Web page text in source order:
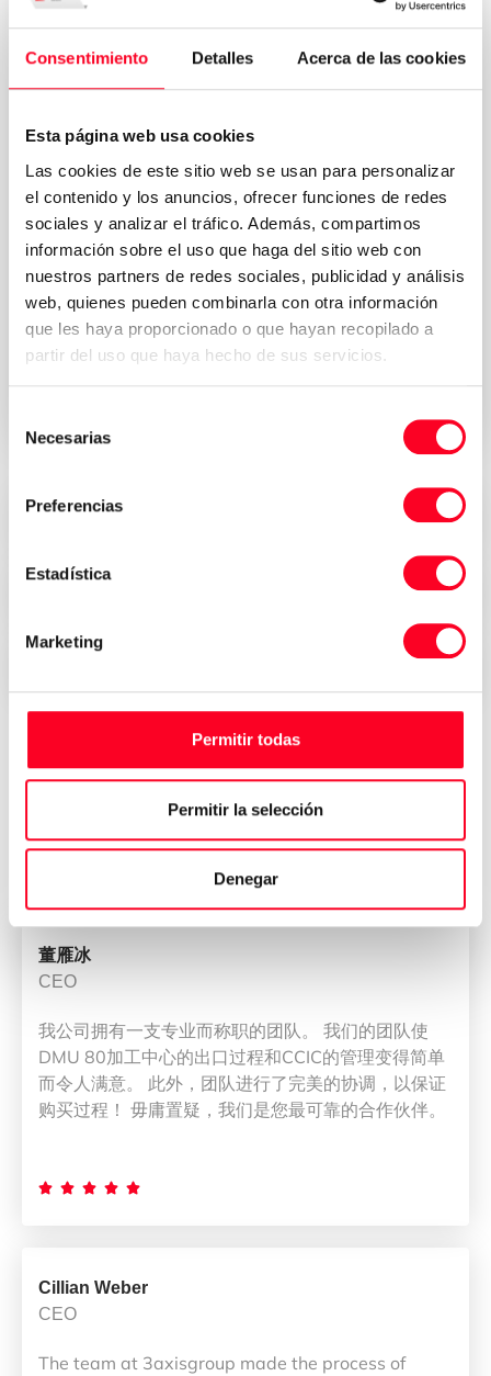
Consentimiento Detalles Acerca de las cookies
Esta página web usa cookies
Las cookies de este sitio web se usan para personalizar
el contenido y los anuncios, ofrecer funciones de redes
sociales y analizar el tráfico. Además, compartimos
información sobre el uso que haga del sitio web con
nuestros partners de redes sociales, publicidad y análisis
web, quienes pueden combinarla con otra información
que les haya proporcionado o que hayan recopilado a
partir del uso que haya hecho de sus servicios.
Necesarias
Preferencias
Estadística
Marketing
Permitir todas
Permitir la selección
Denegar
Acepto los términos y condiciones de laPolítica de
privacidad *
Precios atractivos
Opiniones de quienes han
comprado su máquina en 3Axis
Group
董雁冰
CEO
我公司拥有一支专业而称职的团队。 我们的团队使
DMU 80加工中心的出口过程和CCIC的管理变得简单
而令人满意。 此外，团队进行了完美的协调，以保证
购买过程！ 毋庸置疑，我们是您最可靠的合作伙伴。
    
Cillian Weber
CEO
The team at 3axisgroup made the process of